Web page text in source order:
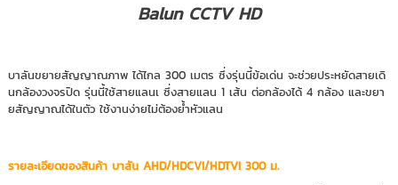
Balun CCTV HD
บาลันขยายสัญญาณภาพ ได้ไกล 300 เมตร ซึ่งรุ่นนี้ข้อเด่น จะช่วยประหยัดสายเดิ
นกล้องวงจรปิด รุ่นนี้ใช้สายแลนเ ซึ่งสายแลน 1 เส้น ต่อกล้องได้ 4 กล้อง และขยา
ยสัญญาณได้ในตัว ใช้งานง่ายไม่ต้องย้ำหัวแลน
รายละเอียดของสินค้า บาลัน AHD/HDCVI/HDTVI 300 ม.